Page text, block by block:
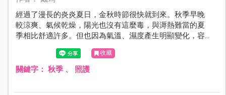
經過了漫長的炎炎夏日，金秋時節很快就到來。秋季早晚
較涼爽、氣候乾燥，陽光也沒有這麼毒，與溽熱難當的夏
季相比舒適許多。但也因為氣溫、濕度產生明顯變化，容
易出現秋乏、秋燥的症狀。快準備好紙筆，看各科醫師整
理的秋季生活筆記。
收藏
關鍵字： 秋季、 照護